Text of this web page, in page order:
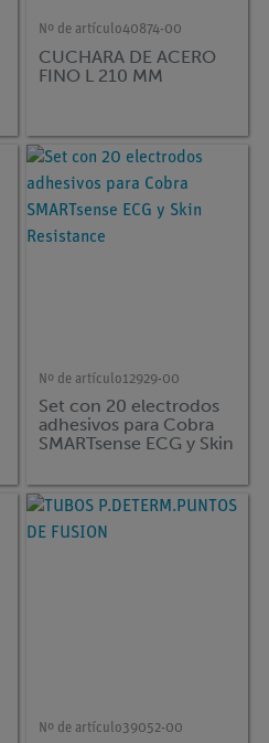
Nº de artículo40874-00
CUCHARA DE ACERO
FINO L 210 MM
Nº de artículo12929-00
Set con 20 electrodos
adhesivos para Cobra
SMARTsense ECG y Skin
Nº de artículo39052-00